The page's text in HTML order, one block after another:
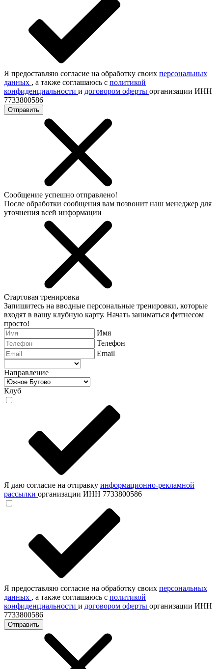
Я предоставляю согласие на обработку своих персональных
данных , а также соглашаюсь с политикой
конфиденциальности и договором оферты организации ИНН
7733800586
Отправить
Сообщение успешно отправлено!
После обработки сообщения вам позвонит наш менеджер для
уточнения всей информации
Стартовая тренировка
Запишитесь на вводные персональные тренировки, которые
входят в вашу клубную карту. Начать заниматься фитнесом
просто!
Имя
Телефон
Email
Направление
Клуб
Я даю согласие на отправку информационно-рекламной
рассылки организации ИНН 7733800586
Я предоставляю согласие на обработку своих персональных
данных , а также соглашаюсь с политикой
конфиденциальности и договором оферты организации ИНН
7733800586
Отправить